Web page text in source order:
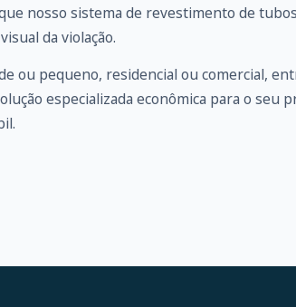
nosso sistema de revestimento de
da violação.
ou pequeno, residencial ou comercial,
especializada econômica para o seu